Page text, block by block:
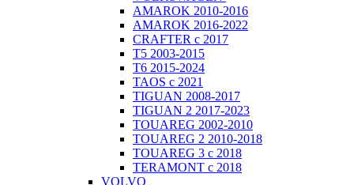
AMAROK 2010-2016
AMAROK 2016-2022
CRAFTER с 2017
T5 2003-2015
T6 2015-2024
TAOS с 2021
TIGUAN 2008-2017
TIGUAN 2 2017-2023
TOUAREG 2002-2010
TOUAREG 2 2010-2018
TOUAREG 3 с 2018
TERAMONT с 2018
VOLVO